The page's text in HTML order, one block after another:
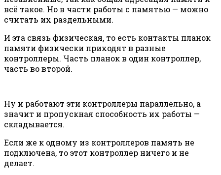
всё такое. Но в части работы с памятью — можно
считать их раздельными.
И эта связь физическая, то есть контакты планок
памяти физически приходят в разные
контроллеры. Часть планок в один контроллер,
часть во второй.
Ну и работают эти контроллеры параллельно, а
значит и пропускная способность их работы —
складывается.
Если же к одному из контроллеров память не
подключена, то этот контроллер ничего и не
делает.